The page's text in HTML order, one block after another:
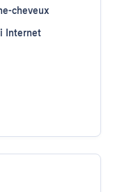
cheveux
Internet